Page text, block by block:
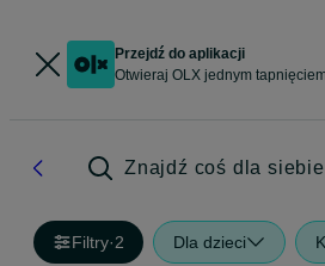
Przejdź do aplikacji
Otwieraj OLX jednym
Znajdź coś dla siebie
Filtry·2 Dla dzieci